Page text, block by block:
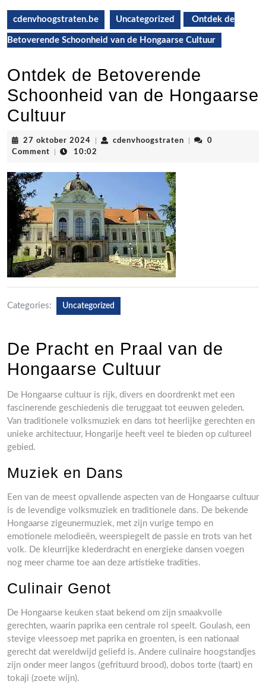
cdenvhoogstraten.be Uncategorized Ontdek de
Betoverende Schoonheid van de Hongaarse Cultuur
Ontdek de Betoverende
Schoonheid van de Hongaarse
Cultuur
27 oktober 2024 27
oktober
cdenvhoogstraten cdenvhoogstraten
0
Comment
10:02
Categories: Uncategorized
De Pracht en Praal van de
Hongaarse Cultuur
De Hongaarse cultuur is rijk, divers en doordrenkt met een
fascinerende geschiedenis die teruggaat tot eeuwen geleden.
Van traditionele volksmuziek en dans tot heerlijke gerechten en
unieke architectuur, Hongarije heeft veel te bieden op cultureel
gebied.
Muziek en Dans
Een van de meest opvallende aspecten van de Hongaarse cultuur
is de levendige volksmuziek en traditionele dans. De bekende
Hongaarse zigeunermuziek, met zijn vurige tempo en
emotionele melodieën, weerspiegelt de passie en trots van het
volk. De kleurrijke klederdracht en energieke dansen voegen
nog meer charme toe aan deze artistieke tradities.
Culinair Genot
De Hongaarse keuken staat bekend om zijn smaakvolle
gerechten, waarin paprika een centrale rol speelt. Goulash, een
stevige vleessoep met paprika en groenten, is een nationaal
gerecht dat wereldwijd geliefd is. Andere culinaire hoogstandjes
zijn onder meer langos (gefrituurd brood), dobos torte (taart) en
tokaji (zoete wijn).